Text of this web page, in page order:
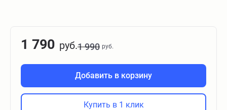
1 790 руб.1 990 руб.
Добавить в корзину
Купить в 1 клик